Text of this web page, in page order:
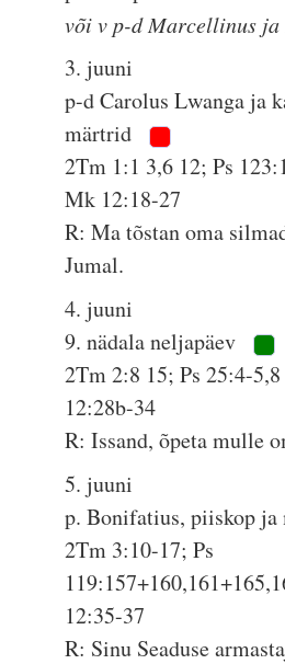
või v p-d Marcellinus
3. juuni
p-d Carolus Lwanga ja
märtrid
2Tm 1:1 3,6 12; Ps
Mk 12:18-27
R: Ma tõstan oma
Jumal.
4. juuni
9. nädala neljapäev
2Tm 2:8 15; Ps 25:4-
12:28b-34
R: Issand, õpeta mulle
5. juuni
p. Bonifatius, piiskop ja
2Tm 3:10-17; Ps
12:35-37
R: Sinu Seaduse